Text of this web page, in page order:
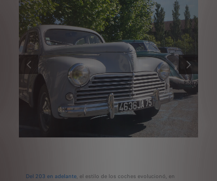
ANTERIOR SIGUIENTE
Del 203 en adelante, el estilo de los coches evolucionó, en